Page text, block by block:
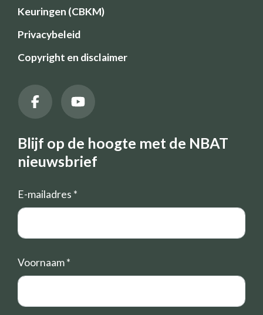
Keuringen (CBKM)
Privacybeleid
Copyright en disclaimer
Blijf op de hoogte met de NBAT
nieuwsbrief
E-mailadres *
Voornaam*